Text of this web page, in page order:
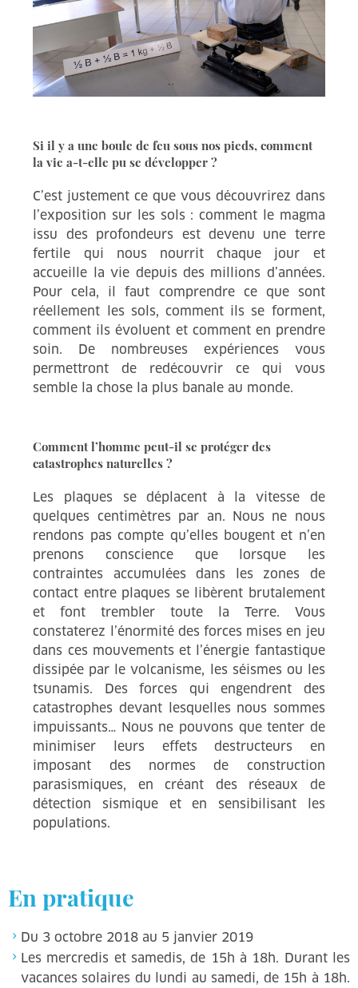
Si il y a une boule de feu sous nos pieds, comment
la vie a-t-elle pu se développer ?
C’est justement ce que vous découvrirez dans
l’exposition sur les sols : comment le magma
issu des profondeurs est devenu une terre
fertile qui nous nourrit chaque jour et
accueille la vie depuis des millions d’années.
Pour cela, il faut comprendre ce que sont
réellement les sols, comment ils se forment,
comment ils évoluent et comment en prendre
soin. De nombreuses expériences vous
permettront de redécouvrir ce qui vous
semble la chose la plus banale au monde.
Comment l’homme peut-il se protéger des
catastrophes naturelles ?
Les plaques se déplacent à la vitesse de
quelques centimètres par an. Nous ne nous
rendons pas compte qu’elles bougent et n’en
prenons conscience que lorsque les
contraintes accumulées dans les zones de
contact entre plaques se libèrent brutalement
et font trembler toute la Terre. Vous
constaterez l’énormité des forces mises en jeu
dans ces mouvements et l’énergie fantastique
dissipée par le volcanisme, les séismes ou les
tsunamis. Des forces qui engendrent des
catastrophes devant lesquelles nous sommes
impuissants… Nous ne pouvons que tenter de
minimiser leurs effets destructeurs en
imposant des normes de construction
parasismiques, en créant des réseaux de
détection sismique et en sensibilisant les
populations.
En pratique
Du 3 octobre 2018 au 5 janvier 2019
Les mercredis et samedis, de 15h à 18h. Durant les
vacances solaires du lundi au samedi, de 15h à 18h.